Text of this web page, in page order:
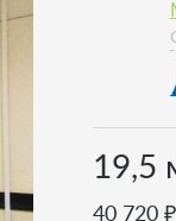
19,5
40 720